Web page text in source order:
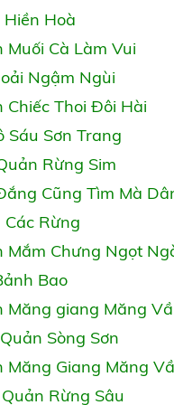
Hoà
Muối Cà Làm Vui
Ngậm Ngùi
Chiếc Thoi Đôi Hài
Sáu Sơn Trang
Rừng Sim
Cũng Tìm Mà
Các Rừng
Mắm Chưng Ngọt
Bao
Măng giang Măng
Sòng Sơn
Măng Giang Măng
Rừng Sâu